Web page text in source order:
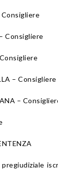
Consigliere
– Consigliere
–